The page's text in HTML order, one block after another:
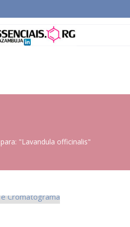
"Lavandula officinalis"